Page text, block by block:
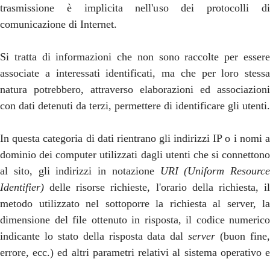
trasmissione è implicita nell'uso dei protocolli di
comunicazione di Internet.
Si tratta di informazioni che non sono raccolte per essere
associate a interessati identificati, ma che per loro stessa
natura potrebbero, attraverso elaborazioni ed associazioni
con dati detenuti da terzi, permettere di identificare gli utenti.
In questa categoria di dati rientrano gli indirizzi IP o i nomi a
dominio dei computer utilizzati dagli utenti che si connettono
al sito, gli indirizzi in notazione URI (Uniform Resource
Identifier) delle risorse richieste, l'orario della richiesta, il
metodo utilizzato nel sottoporre la richiesta al server, la
dimensione del file ottenuto in risposta, il codice numerico
indicante lo stato della risposta data dalserver (buon fine,
errore, ecc.) ed altri parametri relativi al sistema operativo e